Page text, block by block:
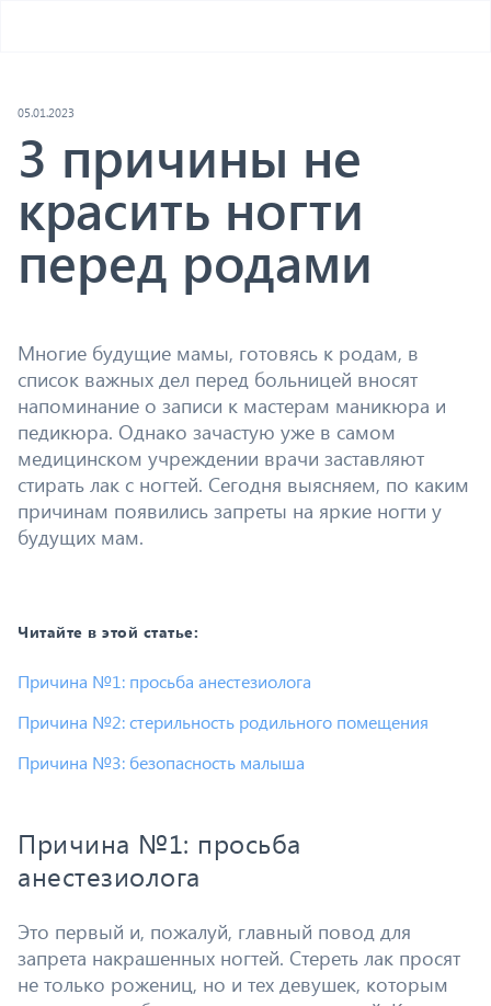
05.01.2023
3 причины не
красить ногти
перед родами
Многие будущие мамы, готовясь к родам, в
список важных дел перед больницей вносят
напоминание о записи к мастерам маникюра и
педикюра. Однако зачастую уже в самом
медицинском учреждении врачи заставляют
стирать лак с ногтей. Сегодня выясняем, по каким
причинам появились запреты на яркие ногти у
будущих мам.
Читайте в этой статье:
Причина №1: просьба анестезиолога
Причина №2: стерильность родильного помещения
Причина №3: безопасность малыша
Причина №1: просьба
анестезиолога
Это первый и, пожалуй, главный повод для
запрета накрашенных ногтей. Стереть лак просят
не только рожениц, но и тех девушек, которым